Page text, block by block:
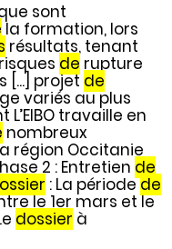
sont
la formation, lors
résultats, tenant
de rupture
[...] projet de
variés au plus
L’EIBO travaille en
nombreux
région Occitanie
2 : Entretien de
: La périodede
le 1er mars et le
dossier à